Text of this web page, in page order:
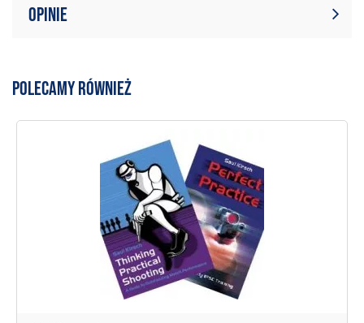
Opinie
produktów. Bądź pierwszym, który
pisze recenzję
POLECAMY RÓWNIEŻ